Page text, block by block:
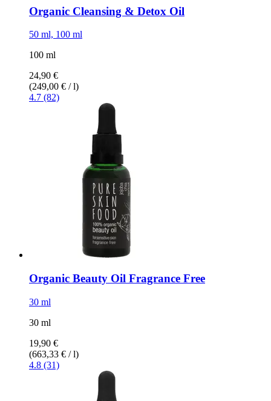
Organic Cleansing & Detox Oil
50 ml, 100 ml
100 ml
24,90 €
(249,00 € / l)
4.7 (82)
Organic Beauty Oil Fragrance Free
30 ml
30 ml
19,90 €
(663,33 € / l)
4.8 (31)